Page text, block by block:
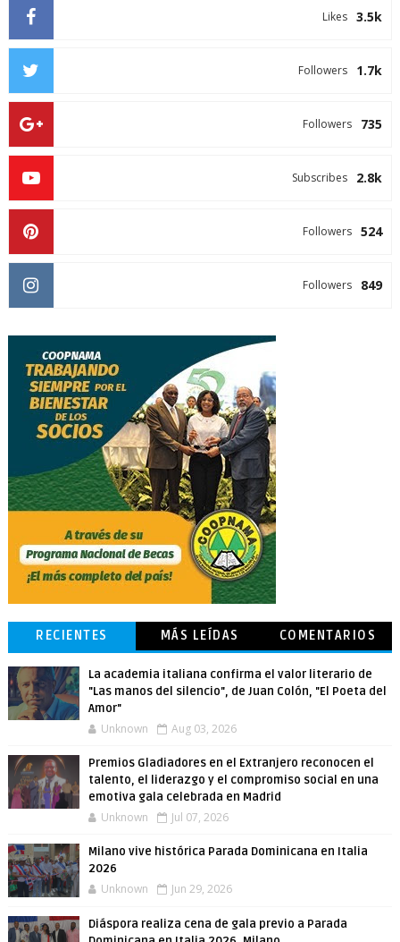
3.5k
Likes
1.7k
Followers
735
Followers
2.8k
Subscribes
524
Followers
849
Followers
RECIENTES MÁS LEÍDAS COMENTARIOS
La academia italiana confirma el valor literario de
"Las manos del silencio", de Juan Colón, "El Poeta del
Amor"
Unknown Aug 03, 2026
Premios Gladiadores en el Extranjero reconocen el
talento, el liderazgo y el compromiso social en una
emotiva gala celebrada en Madrid
Unknown Jul 07, 2026
Milano vive histórica Parada Dominicana en Italia
2026
Unknown Jun 29, 2026
Diáspora realiza cena de gala previo a Parada